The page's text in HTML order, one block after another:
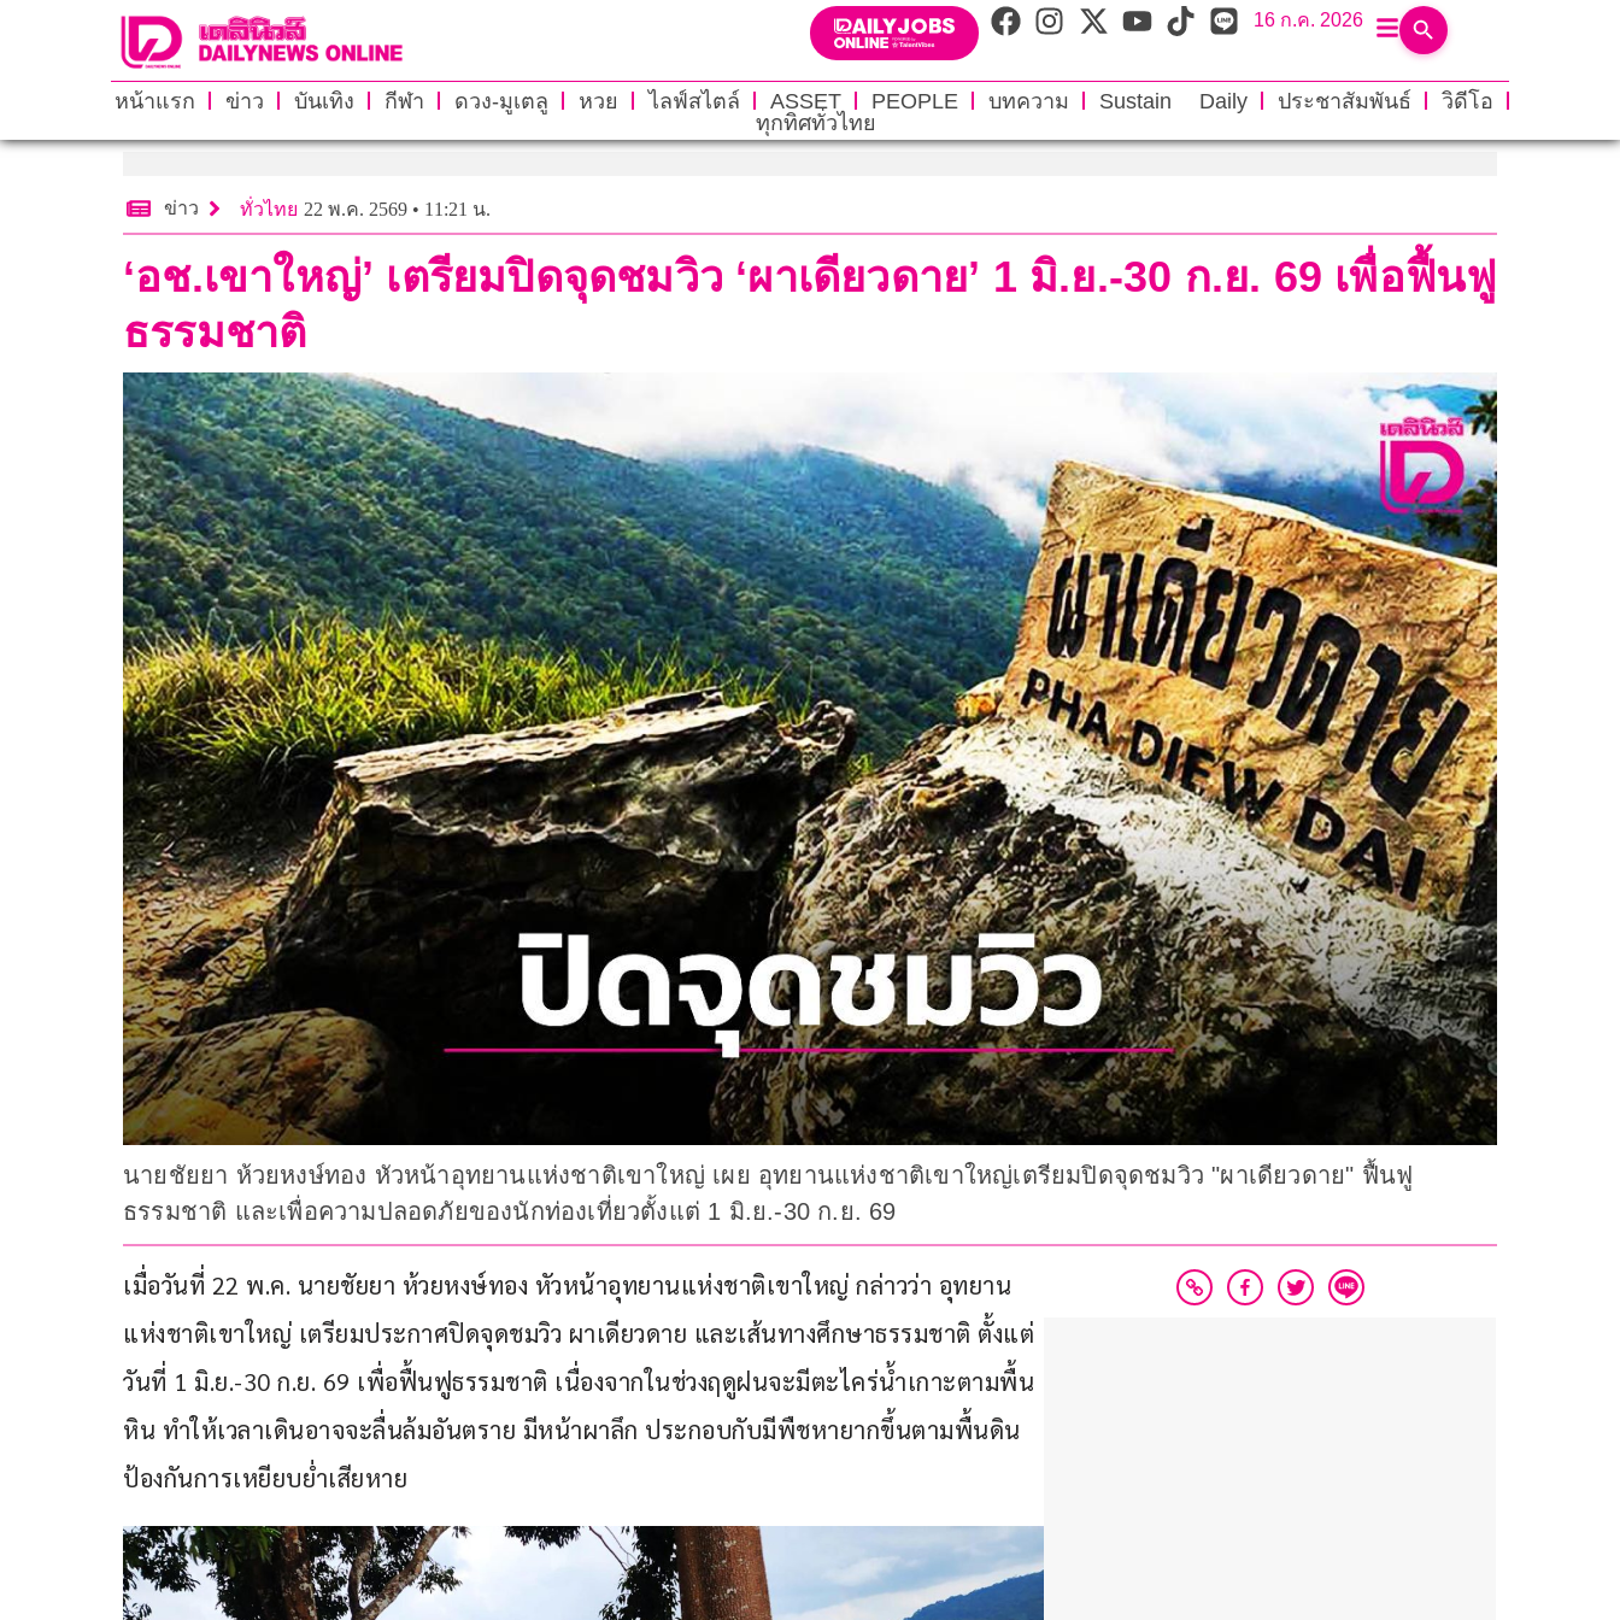
16 ก.ค. 2026
หน้าแรก ข่าว บันเทิง กีฬา ดวง-มูเตลู หวย ไลฟ์สไตล์ ASSET PEOPLE บทความ Sustain Daily ประชาสัมพันธ์
วิดีโอ
ทุกทิศทั่วไทย
ข่าว ทั่วไทย 22 พ.ค. 2569 • 11:21 น.
‘อช.เขาใหญ่’ เตรียมปิดจุดชมวิว ‘ผาเดียวดาย’ 1 มิ.ย.-30 ก.ย. 69 เพื่อฟื้นฟู
ธรรมชาติ
นายชัยยา ห้วยหงษ์ทอง หัวหน้าอุทยานแห่งชาติเขาใหญ่ เผย อุทยานแห่งชาติเขาใหญ่เตรียมปิดจุดชมวิว "ผาเดียวดาย" ฟื้นฟู
ธรรมชาติ และเพื่อความปลอดภัยของนักท่องเที่ยวตั้งแต่ 1 มิ.ย.-30 ก.ย. 69
เมื่อวันที่ 22 พ.ค. นายชัยยา ห้วยหงษ์ทอง หัวหน้าอุทยานแห่งชาติเขาใหญ่ กล่าวว่า อุทยาน
แห่งชาติเขาใหญ่ เตรียมประกาศปิดจุดชมวิว ผาเดียวดาย และเส้นทางศึกษาธรรมชาติ ตั้งแต่
วันที่ 1 มิ.ย.-30 ก.ย. 69 เพื่อฟื้นฟูธรรมชาติ เนื่องจากในช่วงฤดูฝนจะมีตะไคร่น้ำเกาะตามพื้น
หิน ทำให้เวลาเดินอาจจะลื่นล้มอันตราย มีหน้าผาลึก ประกอบกับมีพืชหายากขึ้นตามพื้นดิน
ป้องกันการเหยียบย่ำเสียหาย